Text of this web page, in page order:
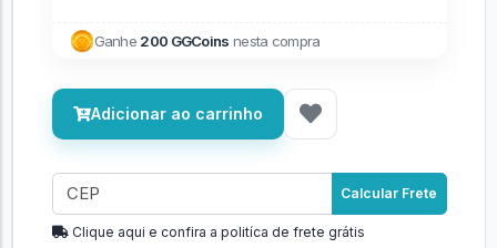
Ganhe 200 GGCoins nesta compra
Adicionar ao carrinho
Calcular Frete
Clique aqui e confira a politíca de frete grátis